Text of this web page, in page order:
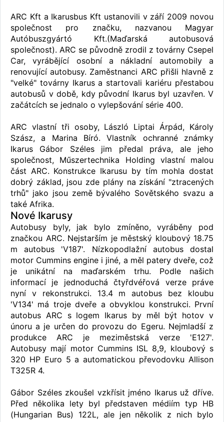
ARC Kft a Ikarusbus Kft ustanovili v září 2009 novou
společnost pro značku, nazvanou Magyar
Autóbuszgyártó Kft.(Maďarská autobusová
společnost). ARC se původně zrodil z továrny Csepel
Car, vyrábějící osobní a nákladní automobily a
renovující autobusy. Zaměstnanci ARC přišli hlavně z
"velké" továrny Ikarus a startovali kariéru přestabou
autobusů v době, kdy původní Ikarus byl uzavřen. V
začátcích se jednalo o vylepšování série 400.
ARC vlastní tři osoby, László Liptai Árpád, Károly
Szász, a Marina Bíró. Vlastník ochranné známky
Ikarus Gábor Széles jim předal práva, ale jeho
společnost, Műszertechnika Holding vlastní malou
část ARC. Konstrukce Ikarusu by tím mohla dostat
dobrý základ, jsou zde plány na získání "ztracených
trhů" jako jsou země bývalého Sovětského svazu a
také Afrika.
Nové Ikarusy
Autobusy byly, jak bylo zmíněno, vyráběny pod
značkou ARC. Nejstarším je městský kloubový 18.75
m autobus 'V187'. Nízkopodlažní autobus dostal
motor Cummins engine i jiné, a měl patery dveře, což
je unikátní na maďarském trhu. Podle našich
informací je jednoduchá čtyřdvéřová verze práve
nyní v rekonstrukci. 13.4 m autobus bez kloubu
'V134' má troje dveře a obvyklou konstrukci. První
autobus ARC s logem Ikarus by měl být hotov v
únoru a je určen do provozu do Egeru. Nejmladší z
produkce ARC je meziměstská verze 'E127'.
Autobusy mají motor Cummins ISL 8,9, kloubový s
320 HP Euro 5 a automatickou převodovku Allison
T325R 4.
Gábor Széles zkoušel vzkřísit jméno Ikarus už dříve.
Před několika lety byl představen médiím typ HB
(Hungarian Bus) 122L, ale jen několik z nich bylo